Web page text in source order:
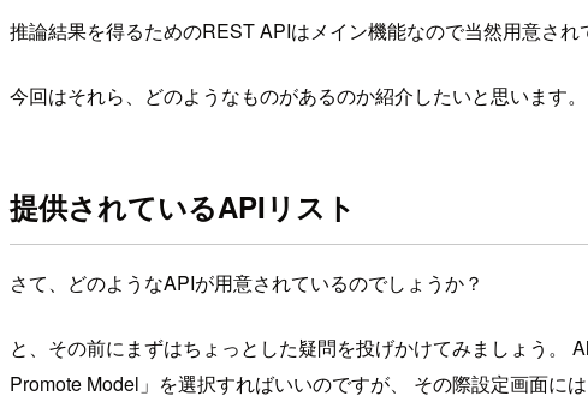
推論結果を得るためのREST APIはメイン機能なので当然用意さ
今回はそれら、どのようなものがあるのか紹介したいと思います。
提供されているAPIリスト
さて、どのようなAPIが用意されているのでしょうか？
と、その前にまずはちょっとした疑問を投げかけてみましょう。
Promote Model」を選択すればいいのですが、 その際設定画面に